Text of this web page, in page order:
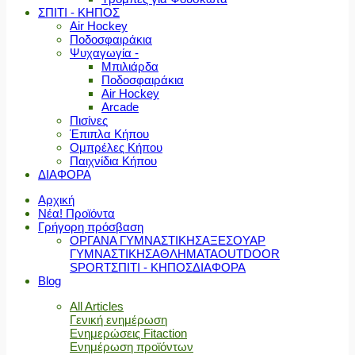
ΣΠΙΤΙ - ΚΗΠΟΣ
Air Hockey
Ποδοσφαιράκια
Ψυχαγωγία -
Μπιλιάρδα
Ποδοσφαιράκια
Air Hockey
Arcade
Πισίνες
Έπιπλα Κήπου
Ομπρέλες Κήπου
Παιχνίδια Κήπου
ΔΙΑΦΟΡΑ
Αρχική
Νέα! Προϊόντα
Γρήγορη πρόσβαση
ΟΡΓΑΝΑ ΓΥΜΝΑΣΤΙΚΗΣΑΞΕΣΟΥΑΡ
ΓΥΜΝΑΣΤΙΚΗΣΑΘΛΗΜΑΤΑOUTDOOR
SPORTΣΠΙΤΙ - ΚΗΠΟΣΔΙΑΦΟΡΑ
Blog
All Articles
Γενική ενημέρωση
Ενημερώσεις Fitaction
Ενημέρωση προϊόντων